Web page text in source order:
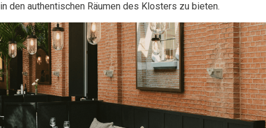
in den authentischen Räumen des Klosters zu bieten.